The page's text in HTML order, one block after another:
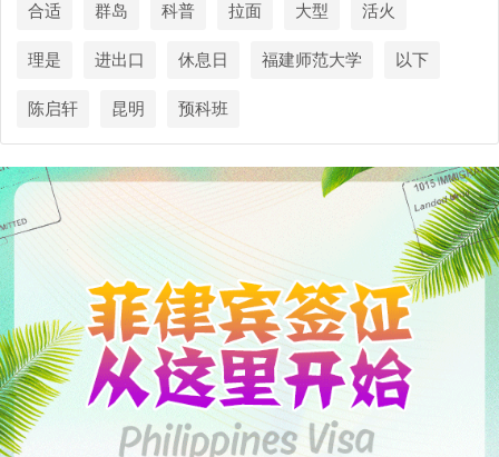
合适 群岛 科普 拉面 大型 活火
理是 进出口 休息日 福建师范大学 以下
陈启轩 昆明 预科班